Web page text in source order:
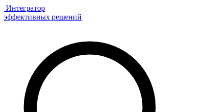
Интегратор
эффективных решений